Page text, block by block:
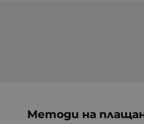
Методи на